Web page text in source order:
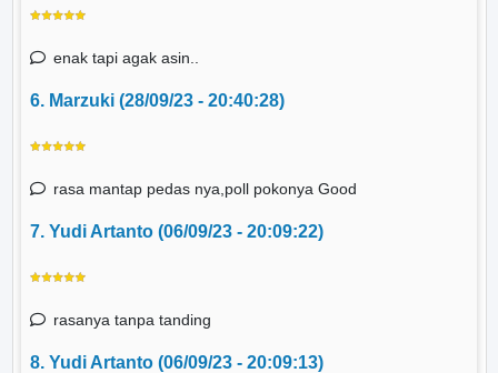
enak tapi agak asin..
6. Marzuki (28/09/23 - 20:40:28)
rasa mantap pedas nya,poll pokonya Good
7. Yudi Artanto (06/09/23 - 20:09:22)
rasanya tanpa tanding
8. Yudi Artanto (06/09/23 - 20:09:13)